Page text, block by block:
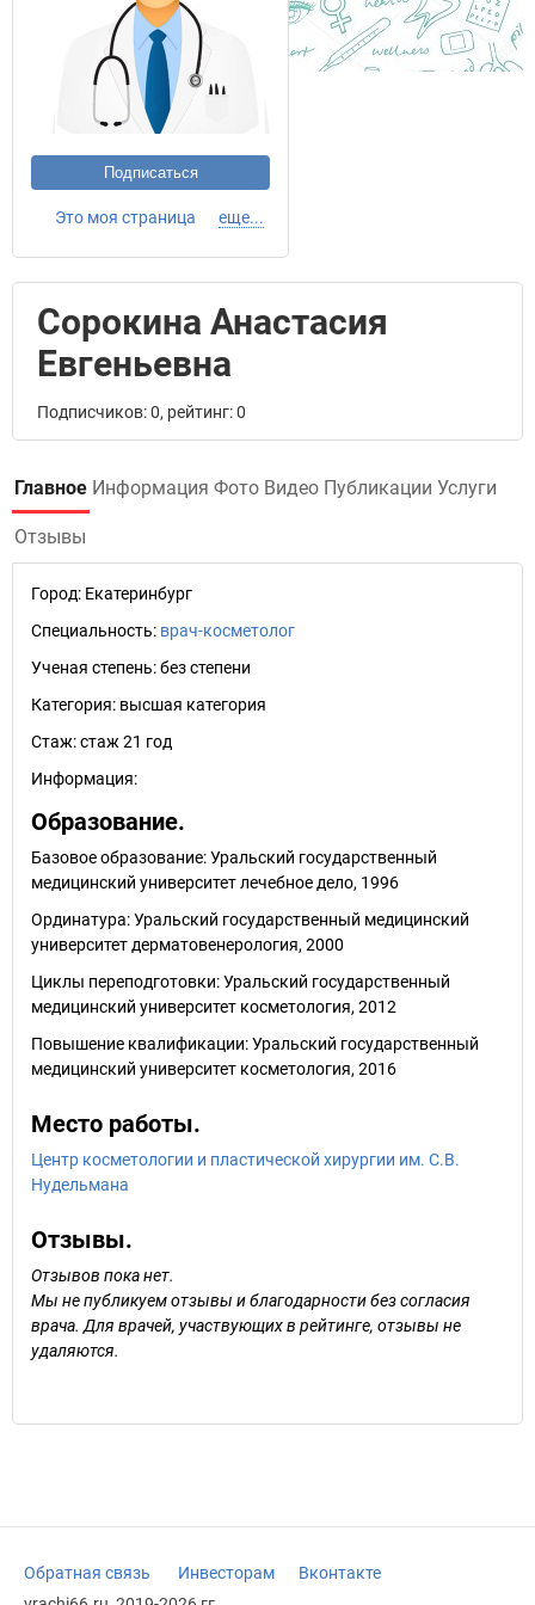
Подписаться
Это моя страница еще...
Сорокина Анастасия
Евгеньевна
Подписчиков: 0, рейтинг: 0
Главное Информация Фото Видео Публикации Услуги
Отзывы
Город: Екатеринбург
Специальность: врач-косметолог
Ученая степень:без степени
Категория: высшая категория
Стаж:стаж 21 год
Информация:
Образование.
Базовое образование: Уральский государственный
медицинский университет лечебное дело, 1996
Ординатура: Уральский государственный медицинский
университет дерматовенерология, 2000
Циклы переподготовки: Уральский государственный
медицинский университет косметология, 2012
Повышение квалификации: Уральский государственный
медицинский университет косметология, 2016
Место работы.
Центр косметологии и пластической хирургии им. С.В.
Нудельмана
Отзывы.
Отзывов пока нет.
Мы не публикуем отзывы и благодарности без согласия
врача. Для врачей, участвующих в рейтинге, отзывы не
удаляются.
Обратная связь Инвесторам
Вконтакте